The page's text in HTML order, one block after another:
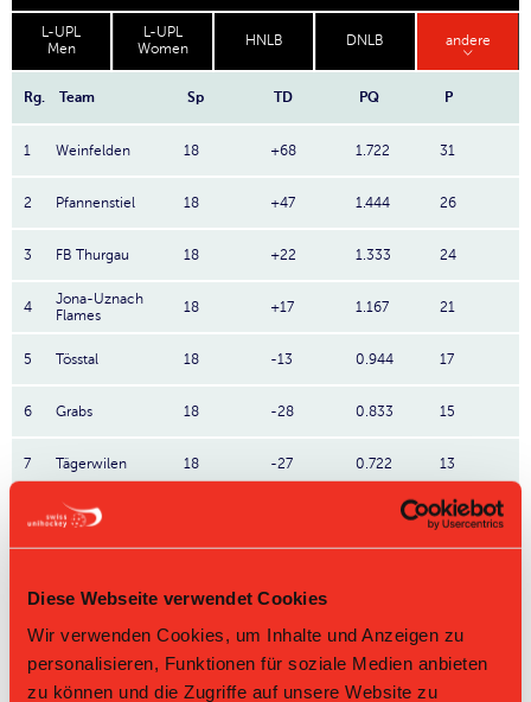
Diese Webseite verwendet Cookies
Wir verwenden Cookies, um Inhalte und Anzeigen zu
personalisieren, Funktionen für soziale Medien anbieten
zu können und die Zugriffe auf unsere Website zu
L-UPL
Men
L-UPL
Women
HNLB DNLB andere
Rg. Team Sp TD PQ P
1 Weinfelden 18 +68 1.722 31
2 Pfannenstiel 18 +47 1.444 26
3 FB Thurgau 18 +22 1.333 24
4
Jona-Uznach
Flames
18 +17 1.167 21
5 Tösstal 18 -13 0.944 17
6 Grabs 18 -28 0.833 15
7 Tägerwilen 18 -27 0.722 13
FB Riders 12
Direktbegegnungen